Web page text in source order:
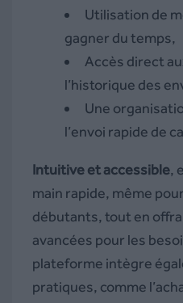
Utilisation de
gagner du temps,
Accès direct
l’historique des
Une
l’envoi rapide de
Intuitive et accessible,
main rapide, même
débutants, tout en
avancées pour les
plateforme intègre
pratiques, comme